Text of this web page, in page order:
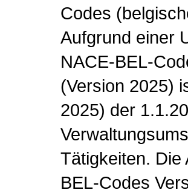
Codes
Aufgrund einer
NACE-BEL-
(Version 2025)
2025) der
Tätigkeiten. Die
BEL-Codes